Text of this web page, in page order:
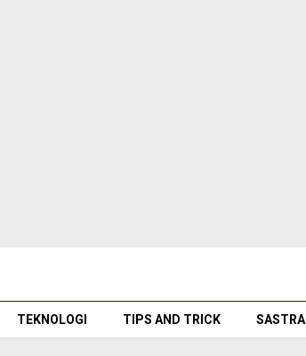
TEKNOLOGI TIPS AND TRICK SASTRA